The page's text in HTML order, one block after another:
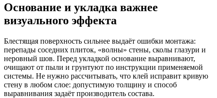
Основание и укладка важнее
визуального эффекта
Блестящая поверхность сильнее выдаёт ошибки монтажа:
перепады соседних плиток, «волны» стены, сколы глазури и
неровный шов. Перед укладкой основание выравнивают,
очищают от пыли и грунтуют по инструкции применяемой
системы. Не нужно рассчитывать, что клей исправит кривую
стену в любом слое: допустимую толщину и способ
выравнивания задаёт производитель состава.